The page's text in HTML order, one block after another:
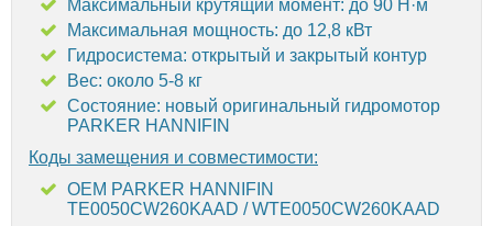
Максимальный крутящий момент: до 90 Н·м
Максимальная мощность: до 12,8 кВт
Гидросистема: открытый и закрытый контур
Вес: около 5-8 кг
Состояние: новый оригинальный гидромотор
PARKER HANNIFIN
Коды замещения и совместимости:
OEM PARKER HANNIFIN
TE0050CW260KAAD / WTE0050CW260KAAD